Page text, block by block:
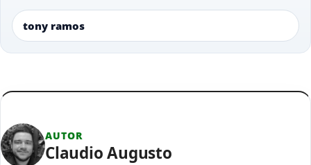
tony ramos
AUTOR
Claudio Augusto